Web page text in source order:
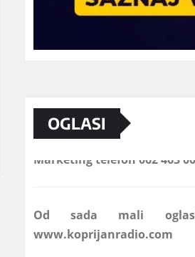
OGLASI
Marketing telefon 062 463 002